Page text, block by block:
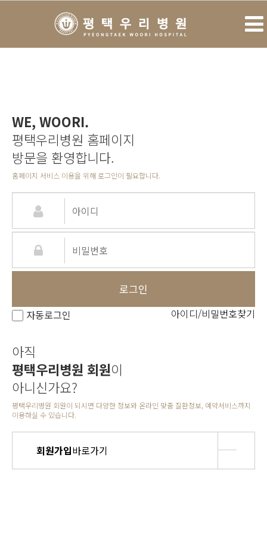
WE, WOORI.
평택우리병원 홈페이지
방문을 환영합니다.
홈페이지 서비스 이용을 위해 로그인이 필요합니다.
로그인
자동로그인 아이디/비밀번호찾기
아직
평택우리병원 회원이
아니신가요?
평택우리병원 회원이 되시면 다양한 정보와 온라인 맞춤 질환정보, 예약서비스까지
이용하실 수 있습니다.
회원가입바로가기